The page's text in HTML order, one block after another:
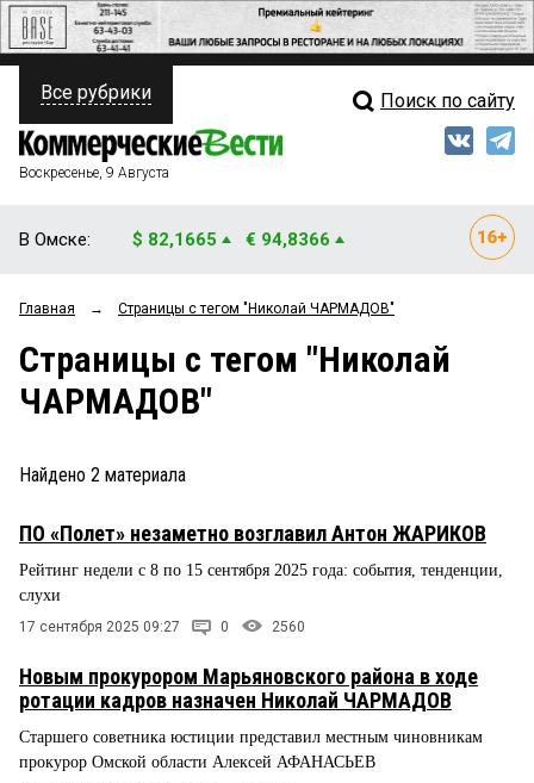
ПОЛИТИКА
ФИНАНСЫ
ОБЩЕСТВО
ЗАКОН
НОВОСТИ КОМПАНИЙ
ПРОИСШЕСТВИЯ
СТИЛЬ ЖИЗНИ
Свежий выпуск
Мнения
Рейтинги
Все рубрики Поиск по сайту
Воскресенье, 9 Августа
В Омске: $ 82,1665 € 94,8366
Главная → Страницы c тегом "Николай ЧАРМАДОВ"
Страницы c тегом "Николай
ЧАРМАДОВ"
Найдено 2 материала
ПО «Полет» незаметно возглавил Антон ЖАРИКОВ
Рейтинг недели с 8 по 15 сентября 2025 года: события, тенденции,
слухи
17 сентября 2025 09:27 0 2560
Новым прокурором Марьяновского района в ходе
ротации кадров назначен Николай ЧАРМАДОВ
Старшего советника юстиции представил местным чиновникам
прокурор Омской области Алексей АФАНАСЬЕВ